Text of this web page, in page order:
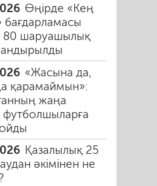
Өңірде «Кең
бағдарламасы
80 шаруашылық
«Жасына да,
қарамаймын»:
жаңа
футболшыларға
Қазалылық 25
әкімінен не